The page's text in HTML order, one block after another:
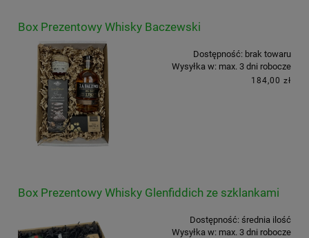
Box Prezentowy Whisky Baczewski
Dostępność: brak towaru
Wysyłka w: max. 3 dni robocze
184,00 zł
Box Prezentowy Whisky Glenfiddich ze szklankami
Dostępność: średnia ilość
Wysyłka w: max. 3 dni robocze